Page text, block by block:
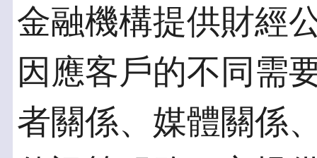
金融機構提供財經
因應客戶的不同需
者關係、媒體關係